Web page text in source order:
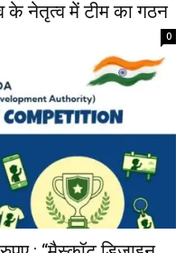
के नेतृत्व में टीम का गठन
0